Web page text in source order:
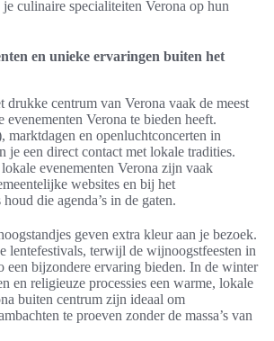
culinaire specialiteiten Verona op hun
en unieke ervaringen buiten het
drukke centrum van Verona vaak de meest
evenementen Verona te bieden heeft.
marktdagen en openluchtconcerten in
je een direct contact met lokale tradities.
evenementen Verona zijn vaak
websites en bij het
die agenda’s in de gaten.
geven extra kleur aan je bezoek.
lentefestivals, terwijl de wijnoogstfeesten in
een bijzondere ervaring bieden. In de winter
en religieuze processies een warme, lokale
buiten centrum zijn ideaal om
te proeven zonder de massa’s van